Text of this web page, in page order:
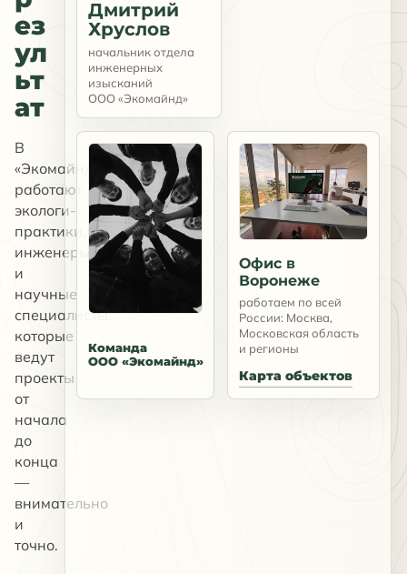
ез
ул
ьт
ат
В
«Экомайнд»
работают
экологи-
практики,
инженеры
и
научные
специалисты,
которые
ведут
проекты
от
начала
до
конца
—
внимательно
и
точно.
Дмитрий
Хруслов
начальник отдела
инженерных
изысканий
ООО «Экомайнд»
Команда
ООО «Экомайнд»
Офис в
Воронеже
работаем по всей
России: Москва,
Московская область
и регионы
Карта объектов